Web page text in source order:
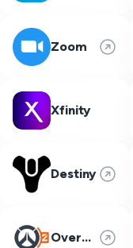
Zoom
Xfinity
Destiny
Overwatch 2